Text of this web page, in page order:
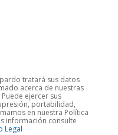
tratará sus datos
acerca de nuestras
ejercer sus
portabilidad,
en nuestra Política
información consulte
Legal